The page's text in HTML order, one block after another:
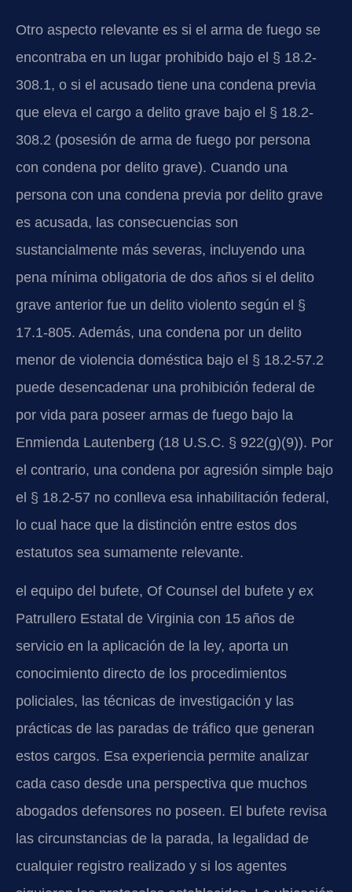
Otro aspecto relevante es si el arma de fuego se
encontraba en un lugar prohibido bajo el § 18.2-
308.1, o si el acusado tiene una condena previa
que eleva el cargo a delito grave bajo el § 18.2-
308.2 (posesión de arma de fuego por persona
con condena por delito grave). Cuando una
persona con una condena previa por delito grave
es acusada, las consecuencias son
sustancialmente más severas, incluyendo una
pena mínima obligatoria de dos años si el delito
grave anterior fue un delito violento según el §
17.1-805. Además, una condena por un delito
menor de violencia doméstica bajo el § 18.2-57.2
puede desencadenar una prohibición federal de
por vida para poseer armas de fuego bajo la
Enmienda Lautenberg (18 U.S.C. § 922(g)(9)). Por
el contrario, una condena por agresión simple bajo
el § 18.2-57 no conlleva esa inhabilitación federal,
lo cual hace que la distinción entre estos dos
estatutos sea sumamente relevante.
el equipo del bufete, Of Counsel del bufete y ex
Patrullero Estatal de Virginia con 15 años de
servicio en la aplicación de la ley, aporta un
conocimiento directo de los procedimientos
policiales, las técnicas de investigación y las
prácticas de las paradas de tráfico que generan
estos cargos. Esa experiencia permite analizar
cada caso desde una perspectiva que muchos
abogados defensores no poseen. El bufete revisa
las circunstancias de la parada, la legalidad de
cualquier registro realizado y si los agentes